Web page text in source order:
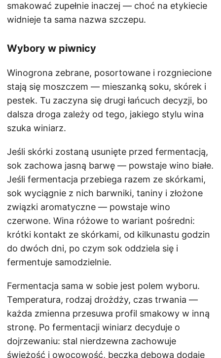
smakować zupełnie inaczej — choć na etykiecie
widnieje ta sama nazwa szczepu.
Wybory w piwnicy
Winogrona zebrane, posortowane i rozgniecione
stają się moszczem — mieszanką soku, skórek i
pestek. Tu zaczyna się drugi łańcuch decyzji, bo
dalsza droga zależy od tego, jakiego stylu wina
szuka winiarz.
Jeśli skórki zostaną usunięte przed fermentacją,
sok zachowa jasną barwę — powstaje wino białe.
Jeśli fermentacja przebiega razem ze skórkami,
sok wyciągnie z nich barwniki, taniny i złożone
związki aromatyczne — powstaje wino
czerwone. Wina różowe to wariant pośredni:
krótki kontakt ze skórkami, od kilkunastu godzin
do dwóch dni, po czym sok oddziela się i
fermentuje samodzielnie.
Fermentacja sama w sobie jest polem wyboru.
Temperatura, rodzaj drożdży, czas trwania —
każda zmienna przesuwa profil smakowy w inną
stronę. Po fermentacji winiarz decyduje o
dojrzewaniu: stal nierdzewna zachowuje
świeżość i owocowość, beczka dębowa dodaje